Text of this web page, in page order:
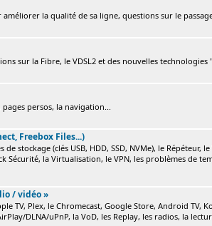
la qualité de sa ligne, questions sur le
sur la Fibre, le VDSL2 et des nouvelles technologies
persos, la navigation...
Freebox Files...)
stockage (clés USB, HDD, SSD, NVMe), le Répéteur,
Sécurité, la Virtualisation, le VPN, les problèmes de
/ vidéo »
TV, Plex, le Chromecast, Google Store, Android TV,
DLNA/uPnP, la VoD, les Replay, les radios, la